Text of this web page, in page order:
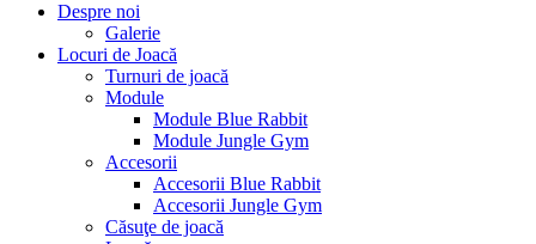
Despre noi
Galerie
Locuri de Joacă
Turnuri de joacă
Module
Module Blue Rabbit
Module Jungle Gym
Accesorii
Accesorii Blue Rabbit
Accesorii Jungle Gym
Căsuţe de joacă